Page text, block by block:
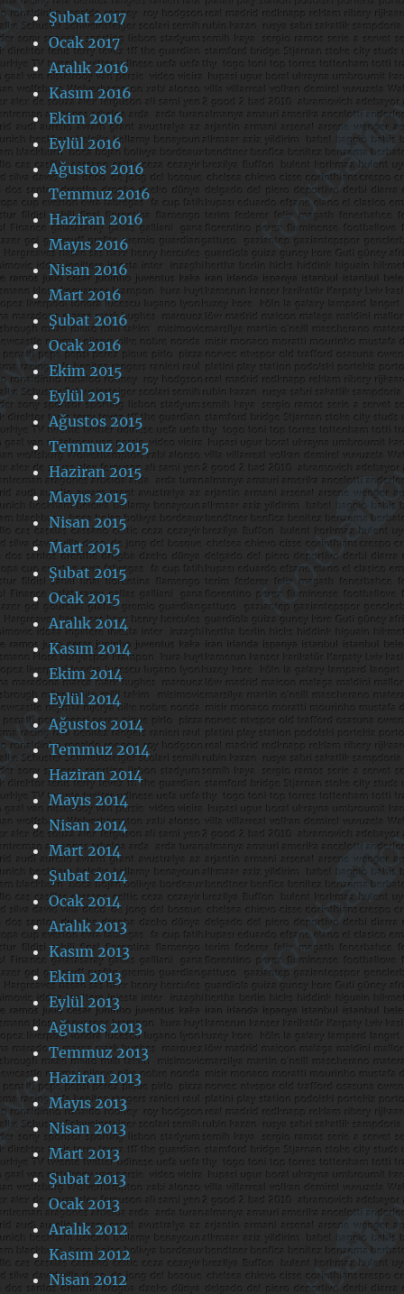
Şubat 2017
Ocak 2017
Aralık 2016
Kasım 2016
Ekim 2016
Eylül 2016
Ağustos 2016
Temmuz 2016
Haziran 2016
Mayıs 2016
Nisan 2016
Mart 2016
Şubat 2016
Ocak 2016
Ekim 2015
Eylül 2015
Ağustos 2015
Temmuz 2015
Haziran 2015
Mayıs 2015
Nisan 2015
Mart 2015
Şubat 2015
Ocak 2015
Aralık 2014
Kasım 2014
Ekim 2014
Eylül 2014
Ağustos 2014
Temmuz 2014
Haziran 2014
Mayıs 2014
Nisan 2014
Mart 2014
Şubat 2014
Ocak 2014
Aralık 2013
Kasım 2013
Ekim 2013
Eylül 2013
Ağustos 2013
Temmuz 2013
Haziran 2013
Mayıs 2013
Nisan 2013
Mart 2013
Şubat 2013
Ocak 2013
Aralık 2012
Kasım 2012
Nisan 2012